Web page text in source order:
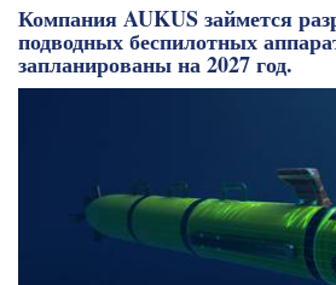
Компания AUKUS займется
подводных беспилотных
запланированы на 2027 год.